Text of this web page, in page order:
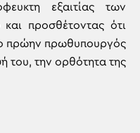
εξαιτίας των
προσθέτοντας ότι
ο πρώην πρωθυπουργός
του, την ορθότητα της